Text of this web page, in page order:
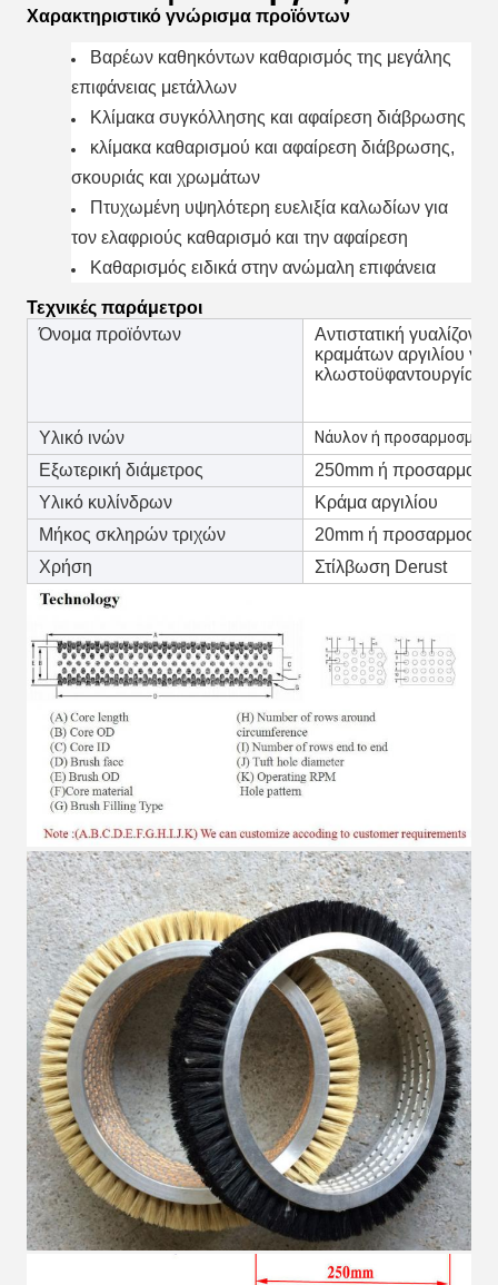
Χαρακτηριστικό γνώρισμα προϊόντων
Βαρέων καθηκόντων καθαρισμός της μεγάλης
επιφάνειας μετάλλων
Κλίμακα συγκόλλησης και αφαίρεση διάβρωσης
κλίμακα καθαρισμού και αφαίρεση διάβρωσης,
σκουριάς και χρωμάτων
Πτυχωμένη υψηλότερη ευελιξία καλωδίων για
τον ελαφριούς καθαρισμό και την αφαίρεση
Καθαρισμός ειδικά στην ανώμαλη επιφάνεια
Τεχνικές παράμετροι
Όνομα προϊόντων
Αντιστατική
κραμάτων αργιλίου για
κλωστοϋφαντουργίας
Υλικό ινών Νάυλον ή
Εξωτερική διάμετρος
250mm ή
Υλικό κυλίνδρων
Κράμα αργιλίου
Μήκος σκληρών τριχών
20mm ή
Χρήση
Στίλβωση Derust